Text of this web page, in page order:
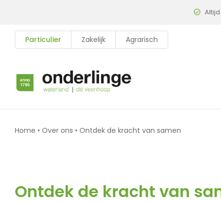
contentParticulier Zakelijk Agrarisch
Home • Over ons • Ontdek de kracht van samen
Ontdek de kracht van